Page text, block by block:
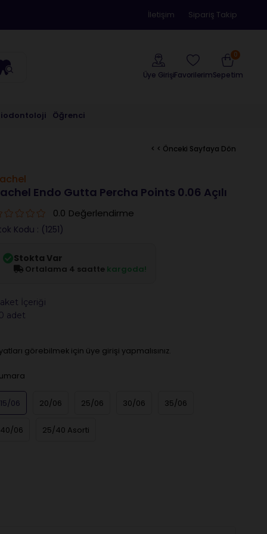
İletişim Sipariş Takip
Üye GirişiFavorilerimSepetim
0
Öğrenci
< < Önceki Sayfaya Dön
Endo Gutta Percha Points 0.06 Açılı
0.0 Değerlendirme
Kodu (1251)
Stokta Var
Ortalama 4 saatte kargoda!
İçeriği
adet
görebilmek için üye girişi yapmalısınız.
15/06 20/06 25/06 30/06 35/06
40/06 25/40 Asorti